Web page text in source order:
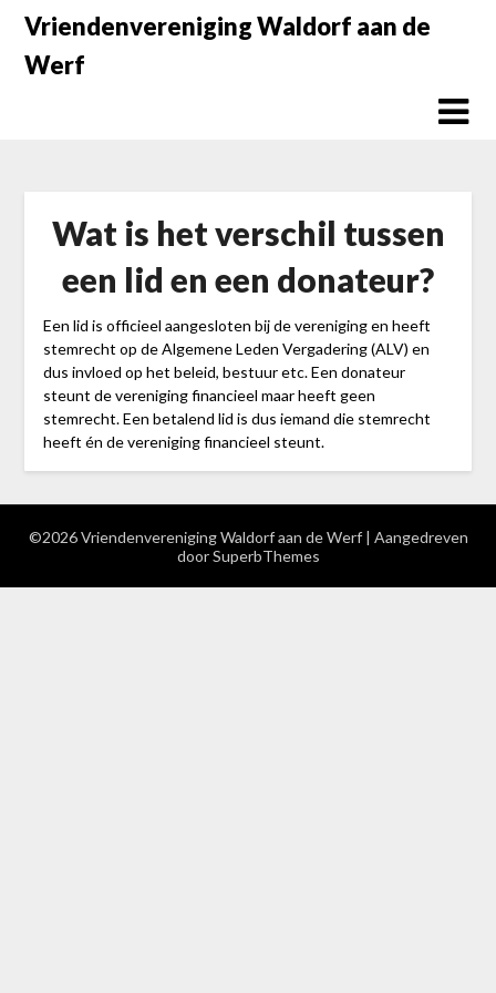
Doorgaan
naar
inhoud
Vriendenvereniging Waldorf aan de
Werf
Wat is het verschil tussen
een lid en een donateur?
Een lid is officieel aangesloten bij de vereniging en heeft
stemrecht op de Algemene Leden Vergadering (ALV) en
dus invloed op het beleid, bestuur etc. Een donateur
steunt de vereniging financieel maar heeft geen
stemrecht. Een betalend lid is dus iemand die stemrecht
heeft én de vereniging financieel steunt.
©2026 Vriendenvereniging Waldorf aan de Werf | Aangedreven
doorSuperbThemes